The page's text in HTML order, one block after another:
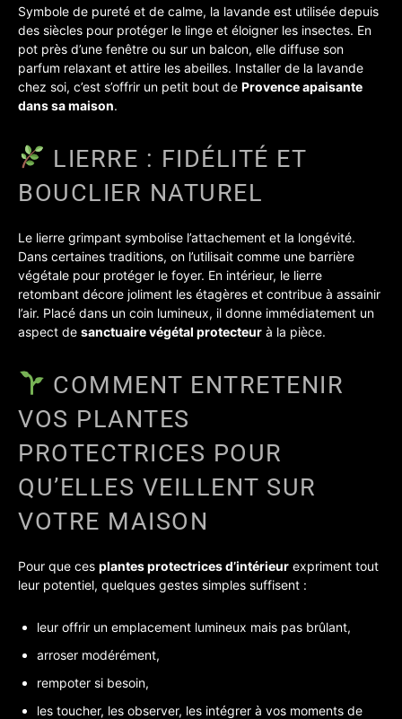
Symbole de pureté et de calme, la lavande est utilisée depuis
des siècles pour protéger le linge et éloigner les insectes. En
pot près d’une fenêtre ou sur un balcon, elle diffuse son
parfum relaxant et attire les abeilles. Installer de la lavande
chez soi, c’est s’offrir un petit bout de Provence apaisante
dans sa maison.
LIERRE : FIDÉLITÉ ET
BOUCLIER NATUREL
Le lierre grimpant symbolise l’attachement et la longévité.
Dans certaines traditions, on l’utilisait comme une barrière
végétale pour protéger le foyer. En intérieur, le lierre
retombant décore joliment les étagères et contribue à assainir
l’air. Placé dans un coin lumineux, il donne immédiatement un
aspect de sanctuaire végétal protecteur à la pièce.
COMMENT ENTRETENIR
VOS PLANTES
PROTECTRICES POUR
QU’ELLES VEILLENT SUR
VOTRE MAISON
Pour que ces plantes protectrices d’intérieur expriment tout
leur potentiel, quelques gestes simples suffisent :
leur offrir un emplacement lumineux mais pas brûlant,
arroser modérément,
rempoter si besoin,
les toucher, les observer, les intégrer à vos moments de